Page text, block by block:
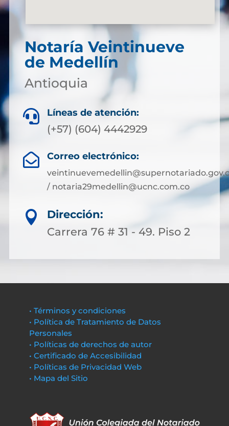
Notaría Veintinueve
de Medellín
Antioquia
 Líneas de atención:
(+57) (604) 4442929
 Correo electrónico:
/ notaria29medellin@ucnc.com.co

Dirección:
Carrera 76 # 31 - 49. Piso 2
• Términos y condiciones
• Política de Tratamiento de Datos
Personales
• Políticas de derechos de autor
• Certificado de Accesibilidad
• Políticas de Privacidad Web
• Mapa del Sitio